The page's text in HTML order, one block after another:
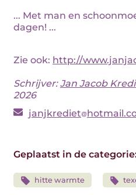
... Met man en
dagen! ...
Zie ook: http://
Schrijver:Jan Jacob
2026
janjkrediet
Geplaatst in de
hitte warmte